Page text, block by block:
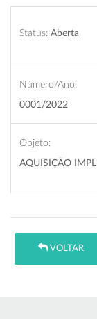
Status: Aberta
Número/Ano:
0001/2022
Objeto:
AQUISIÇÃO
VOLTAR